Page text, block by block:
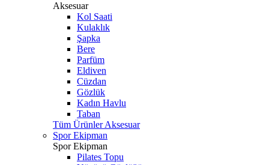
Aksesuar
Kol Saati
Kulaklık
Şapka
Bere
Parfüm
Eldiven
Cüzdan
Gözlük
Kadın Havlu
Taban
Tüm Ürünler Aksesuar
Spor Ekipman
Spor Ekipman
Pilates Topu